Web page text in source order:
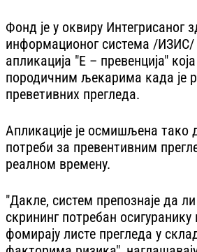
Фонд је у оквиру Интегрисаног
информационог система /ИЗИС/
апликација "Е – превенција"
породичним љекарима када је
преветивних прегледа.
Апликације је осмишљена тако
потреби за превентивним
реалном времену.
"Дакле, систем препознаје да
скрининг потребан
фомирају листе прегледа у